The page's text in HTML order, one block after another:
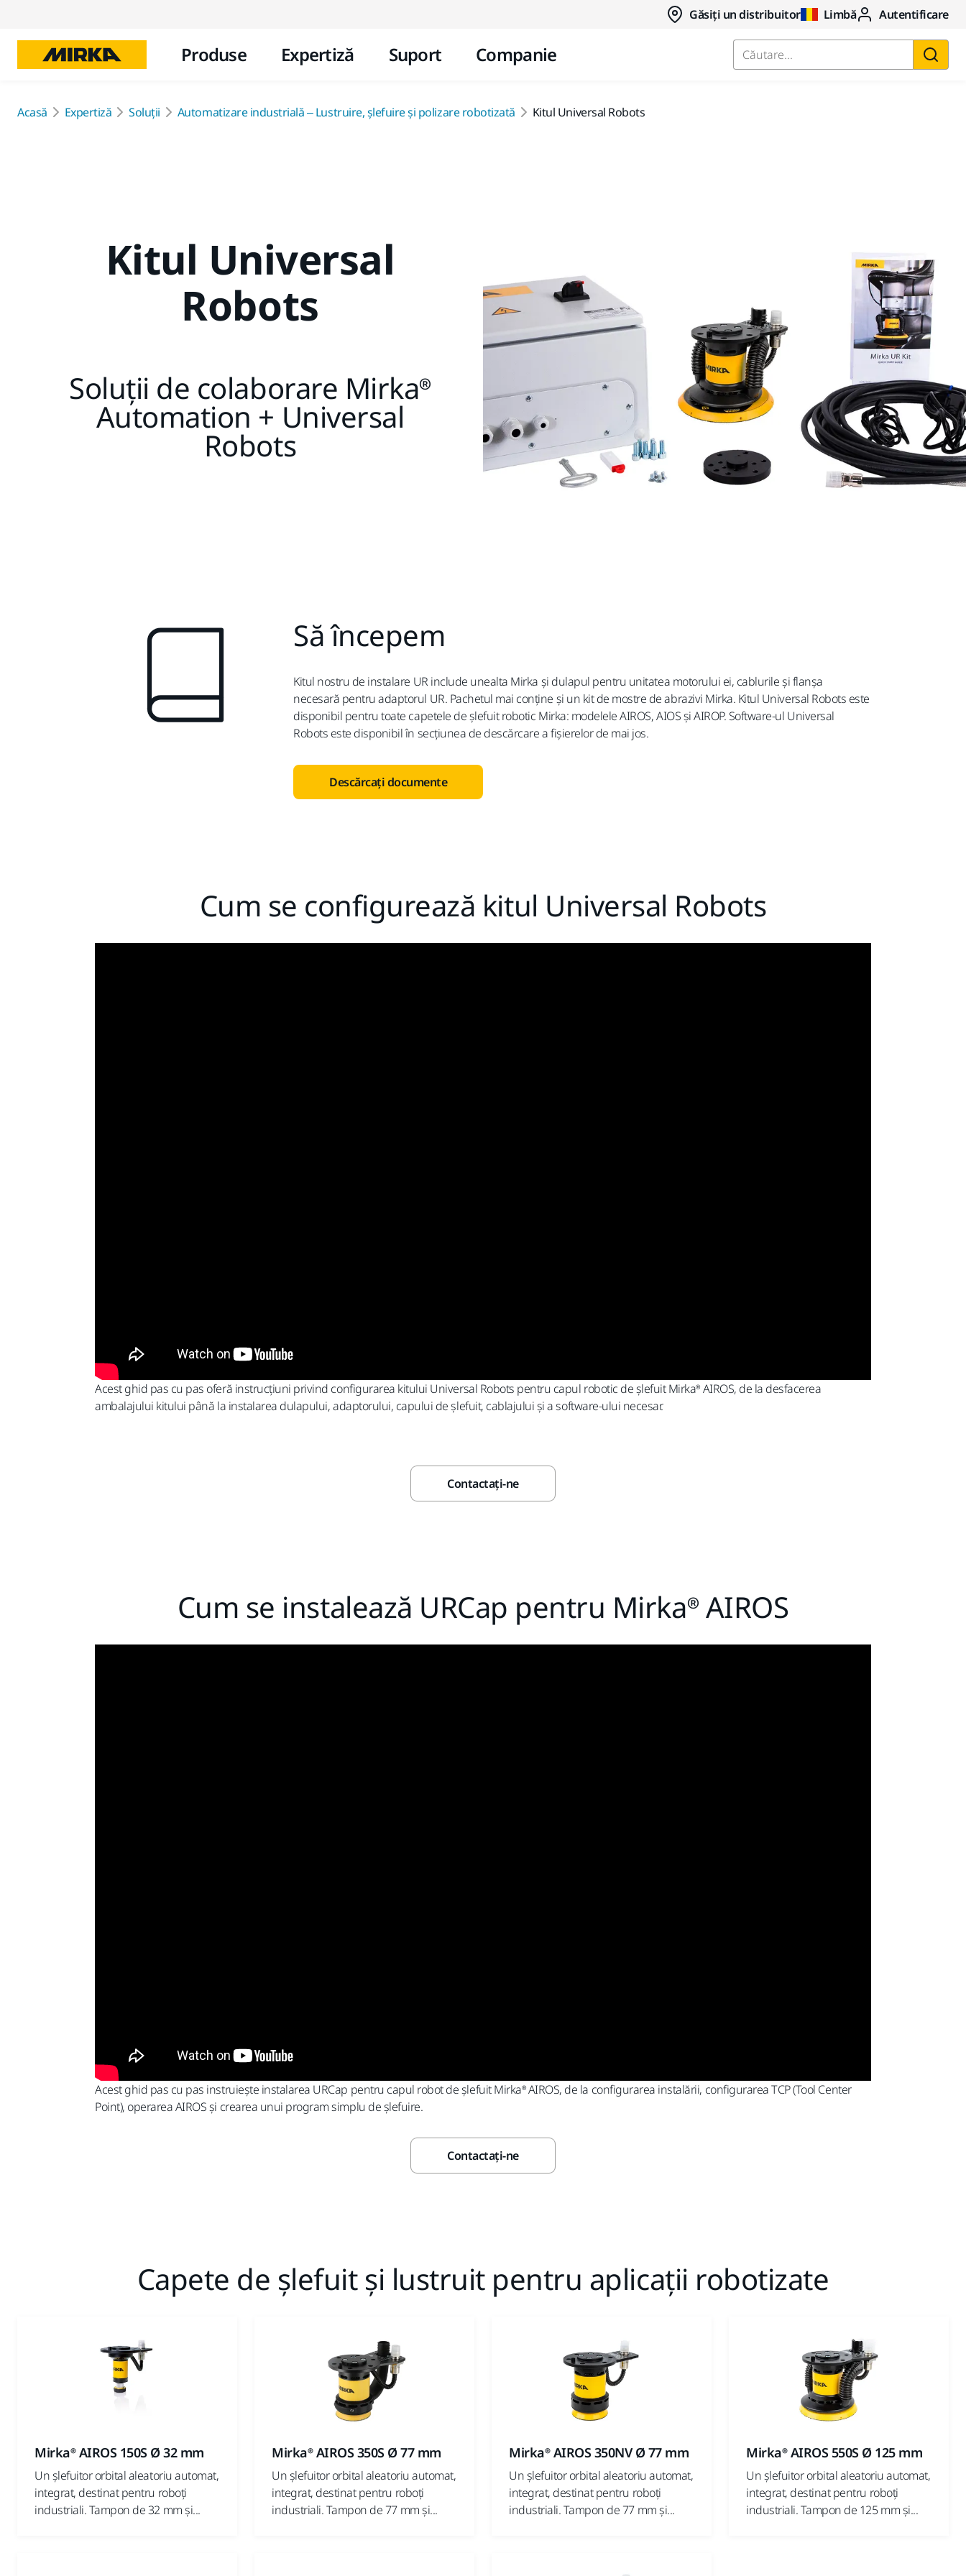
Găsiți un distribuitor Limbă Autentificare
Produse Expertiză Suport Companie Căutare...
Acasă Expertiză Soluții Automatizare industrială – Lustruire, șlefuire și polizare robotizată Kitul Universal Robots
Kitul Universal
Robots
Soluții de colaborare Mirka®
Automation + Universal
Robots
Să începem
Kitul nostru de instalare UR include unealta Mirka și dulapul pentru unitatea motorului ei, cablurile și flanșa
necesară pentru adaptorul UR. Pachetul mai conține și un kit de mostre de abrazivi Mirka. Kitul Universal Robots este
disponibil pentru toate capetele ‎de șlefuit robotic Mirka: modelele AIROS, AIOS și AIROP. Software-ul Universal
Robots este disponibil în secțiunea de descărcare a fișierelor de mai jos.
Descărcați documente
Cum se configurează kitul Universal Robots
Acest ghid pas cu pas oferă instrucțiuni privind configurarea kitului Universal Robots pentru capul robotic de șlefuit Mirka® AIROS, de la desfacerea
ambalajului kitului până la instalarea dulapului, adaptorului, capului de șlefuit, cablajului și a software-ului necesar.
Contactaţi-ne
Cum se instalează URCap pentru Mirka® AIROS
Acest ghid pas cu pas instruiește instalarea URCap pentru capul robot de șlefuit Mirka® AIROS, de la configurarea instalării, configurarea TCP (Tool Center
Point), operarea AIROS și crearea unui program simplu de șlefuire.
Contactaţi-ne
Capete de șlefuit și lustruit pentru aplicații robotizate
Mirka® AIROS 150S Ø 32 mm
Un șlefuitor orbital aleatoriu automat,
integrat, destinat pentru roboți
industriali. Tampon de 32 mm și...
Mirka® AIROS 350S Ø 77 mm
Un șlefuitor orbital aleatoriu automat,
integrat, destinat pentru roboți
industriali. Tampon de 77 mm și...
Mirka® AIROS 350NV Ø 77 mm
Un șlefuitor orbital aleatoriu automat,
integrat, destinat pentru roboți
industriali. Tampon de 77 mm și...
Mirka® AIROS 550S Ø 125 mm
Un șlefuitor orbital aleatoriu automat,
integrat, destinat pentru roboți
industriali. Tampon de 125 mm și...